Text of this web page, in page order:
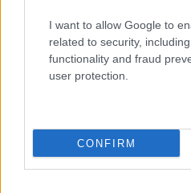
I want to allow Google to
related to security,
functionality and fraud
user protection.
CONFIRM